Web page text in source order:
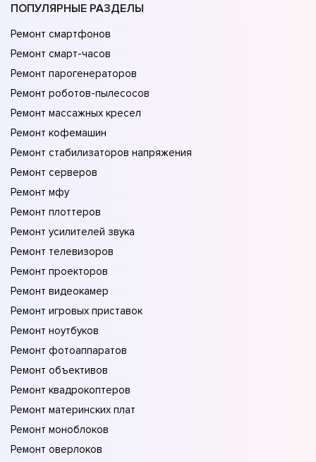
ПОПУЛЯРНЫЕ РАЗДЕЛЫ
Ремонт смартфонов
Ремонт смарт-часов
Ремонт парогенераторов
Ремонт роботов-пылесосов
Ремонт массажных кресел
Ремонт кофемашин
Ремонт стабилизаторов напряжения
Ремонт серверов
Ремонт мфу
Ремонт плоттеров
Ремонт усилителей звука
Ремонт телевизоров
Ремонт проекторов
Ремонт видеокамер
Ремонт игровых приставок
Ремонт ноутбуков
Ремонт фотоаппаратов
Ремонт объективов
Ремонт квадрокоптеров
Ремонт материнских плат
Ремонт моноблоков
Ремонт оверлоков